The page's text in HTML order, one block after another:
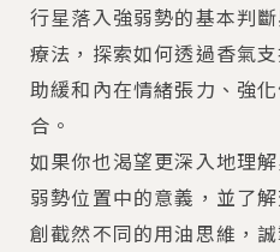
行星落入強弱勢的基本判
療法，探索如何透過香氣
助緩和內在情緒張力、強
合。
如果你也渴望更深入地理
弱勢位置中的意義，並了
創截然不同的用油思維，